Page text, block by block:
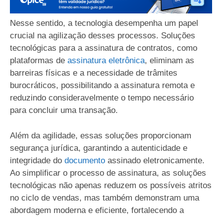
Nesse sentido, a tecnologia desempenha um papel
crucial na agilização desses processos. Soluções
tecnológicas para a assinatura de contratos, como
plataformas de assinatura eletrônica, eliminam as
barreiras físicas e a necessidade de trâmites
burocráticos, possibilitando a assinatura remota e
reduzindo consideravelmente o tempo necessário
para concluir uma transação.
Além da agilidade, essas soluções proporcionam
segurança jurídica, garantindo a autenticidade e
integridade do documento assinado eletronicamente.
Ao simplificar o processo de assinatura, as soluções
tecnológicas não apenas reduzem os possíveis atritos
no ciclo de vendas, mas também demonstram uma
abordagem moderna e eficiente, fortalecendo a